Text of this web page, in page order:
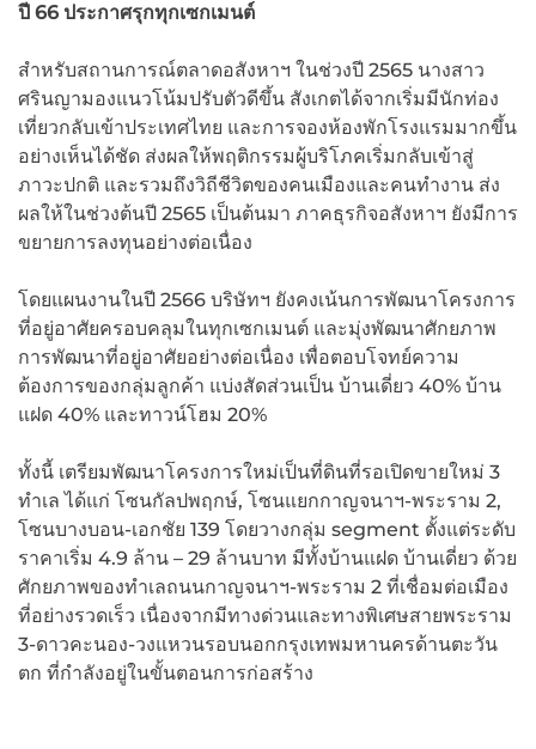
ปี 66 ประกาศรุกทุกเซกเมนต์
สำหรับสถานการณ์ตลาดอสังหาฯ ในช่วงปี 2565 นางสาว
ศรินญามองแนวโน้มปรับตัวดีขึ้น สังเกตได้จากเริ่มมีนักท่อง
เที่ยวกลับเข้าประเทศไทย และการจองห้องพักโรงแรมมากขึ้น
อย่างเห็นได้ชัด ส่งผลให้พฤติกรรมผู้บริโภคเริ่มกลับเข้าสู่
ภาวะปกติ และรวมถึงวิถีชีวิตของคนเมืองและคนทำงาน ส่ง
ผลให้ในช่วงต้นปี 2565 เป็นต้นมา ภาคธุรกิจอสังหาฯ ยังมีการ
ขยายการลงทุนอย่างต่อเนื่อง
โดยแผนงานในปี 2566 บริษัทฯ ยังคงเน้นการพัฒนาโครงการ
ที่อยู่อาศัยครอบคลุมในทุกเซกเมนต์ และมุ่งพัฒนาศักยภาพ
การพัฒนาที่อยู่อาศัยอย่างต่อเนื่อง เพื่อตอบโจทย์ความ
ต้องการของกลุ่มลูกค้า แบ่งสัดส่วนเป็น บ้านเดี่ยว 40% บ้าน
แฝด 40% และทาวน์โฮม 20%
ทั้งนี้ เตรียมพัฒนาโครงการใหม่เป็นที่ดินที่รอเปิดขายใหม่ 3
ทำเล ได้แก่ โซนกัลปพฤกษ์, โซนแยกกาญจนาฯ-พระราม 2,
โซนบางบอน-เอกชัย 139 โดยวางกลุ่ม segment ตั้งแต่ระดับ
ราคาเริ่ม 4.9 ล้าน – 29 ล้านบาท มีทั้งบ้านแฝด บ้านเดี่ยว ด้วย
ศักยภาพของทำเลถนนกาญจนาฯ-พระราม 2 ที่เชื่อมต่อเมือง
ที่อย่างรวดเร็ว เนื่องจากมีทางด่วนและทางพิเศษสายพระราม
3-ดาวคะนอง-วงแหวนรอบนอกกรุงเทพมหานครด้านตะวัน
ตก ที่กำลังอยู่ในขั้นตอนการก่อสร้าง